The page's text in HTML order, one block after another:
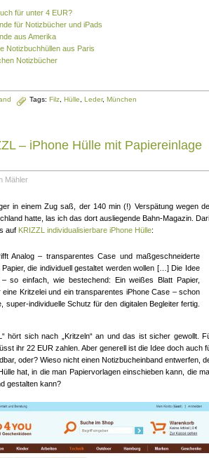
für unter 4 EUR?
für Notizbücher und iPads
aus Amerika
Notizbuchhüllen aus Paris
Notizbücher
Tags: Filz Hülle Leder, München
– iPhone Hülle mit Papiereinlage
Mähler
in einem Zug saß, der 140 min (!) Verspätung wegen
hatte, las ich das dort ausliegende Bahn-Magazin.
auf KRIZZL individualisierbare iPhone Hülle:
Analog – transparentes Case und maßgeschneiderte
Papier, die individuell gestaltet werden wollen […] Die Idee
so einfach, wie bestechend: Ein weißes Blatt Papier,
eine Kritzelei und ein transparentes iPhone Case – schon
super-individuelle Schutz für den digitalen Begleiter fertig.
hört sich nach „Kritzeln“ an und das ist sicher gewollt.
ihr 22 EUR zahlen. Aber generell ist die Idee doch auch
oder? Wieso nicht einen Notizbucheinband entwerfen,
hat, in die man Papiervorlagen einschieben kann, die
gestalten kann?